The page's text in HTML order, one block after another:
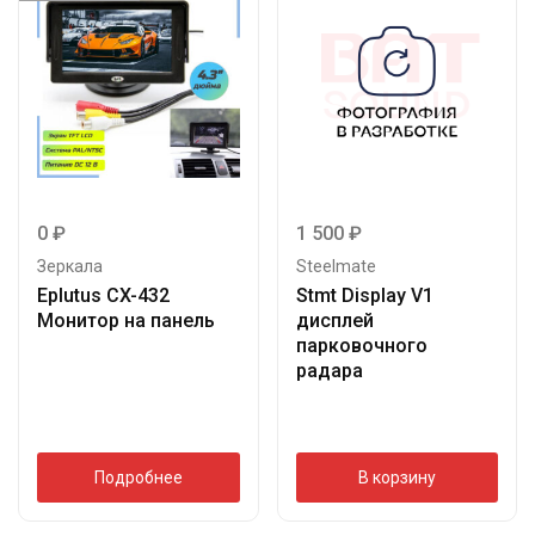
0 ₽
Зеркала
Eplutus CX-432
Монитор на панель
Подробнее
1 500 ₽
Steelmate
Stmt Display V1
дисплей
парковочного
радара
В корзину